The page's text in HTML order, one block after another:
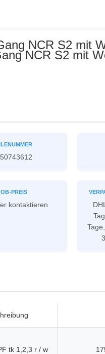
NCR S2 mit
NCR S2 mit
PREIS
kontaktieren
tk 1,2,3 r / w